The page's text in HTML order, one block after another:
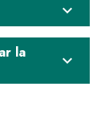
expand_more
la
expand_more